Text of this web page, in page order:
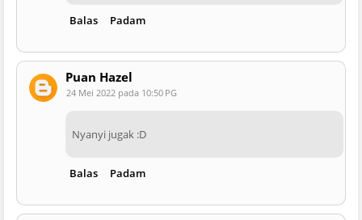
Balas Padam
Puan Hazel
24 Mei 2022 pada 10:50 PG
Nyanyi jugak :D
Balas Padam